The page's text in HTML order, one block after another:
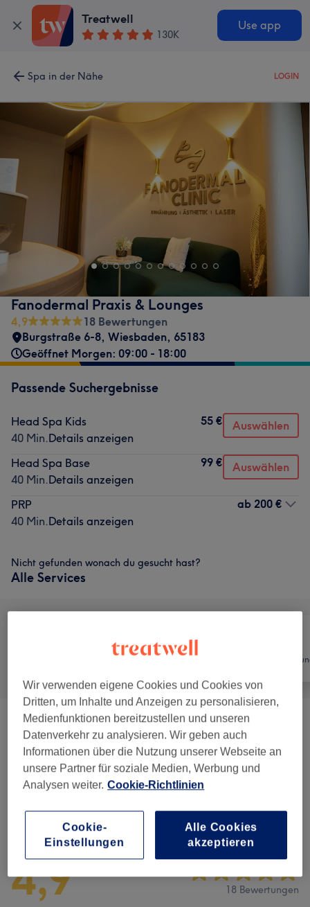
Treatwell
130K
Use app
Spa in der Nähe LOGIN
Fanodermal Praxis & Lounges
4,9
18 Bewertungen
Burgstraße 6-8, Wiesbaden, 65183
Geöffnet Morgen: 09:00 - 18:00
Passende Suchergebnisse
Head Spa Kids
40 Min.Details anzeigen
55 € Auswählen
Head Spa Base
40 Min.Details anzeigen
99 € Auswählen
PRP
40 Min.Details anzeigen
ab 200 €
Nicht gefunden wonach du gesucht hast?
Alle Services
Friseur
Korean Head Spa Lounge (4) ab 55 €
Haarlabor ( 4)
Salonbewertungen
4,9 18 Bewertungen
Wir verwenden eigene Cookies und Cookies von
Dritten, um Inhalte und Anzeigen zu personalisieren,
Medienfunktionen bereitzustellen und unseren
Datenverkehr zu analysieren. Wir geben auch
Informationen über die Nutzung unserer Webseite an
unsere Partner für soziale Medien, Werbung und
Analysen weiter. Cookie-Richtlinien
Cookie-
Einstellungen
Alle Cookies
akzeptieren